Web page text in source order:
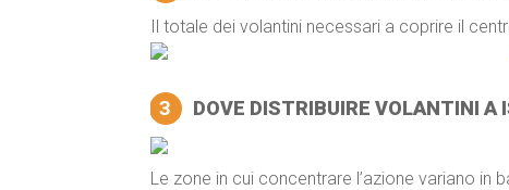
Il totale dei volantini necessari a coprire il
3 DOVE DISTRIBUIRE VOLANTINI A
Le zone in cui concentrare l’azione variano in